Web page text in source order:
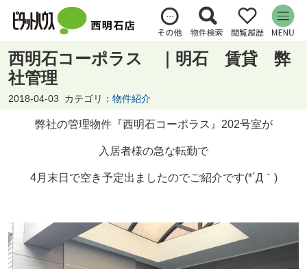
西明石コーポラス ｜明石 賃貸 弊
社管理
2018-04-03 カテゴリ： 物件紹介
弊社の管理物件『西明石コーポラス』202号室が
入居者様の急な転勤で
4月末日で空き予定出ましたのでご紹介です(*´Д｀)